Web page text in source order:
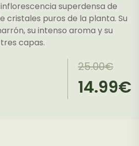
inflorescencia superdensa de
cristales puros de la planta. Su
su intenso aroma y su
capas.
25.00€
El
original
14.99€
El
actual